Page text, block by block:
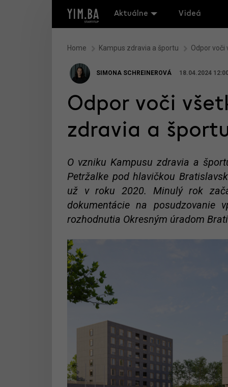
Aktuálne Videá
Home Kampus zdravia a športu Odpor voči
SIMONA SCHREINEROVÁ 18.04.2024
Odpor voči
zdravia a
O vzniku Kampusu zdravia a
Petržalke pod hlavičkou
už v roku 2020. Minulý rok
dokumentácie na posudzovanie
rozhodnutia Okresným úradom